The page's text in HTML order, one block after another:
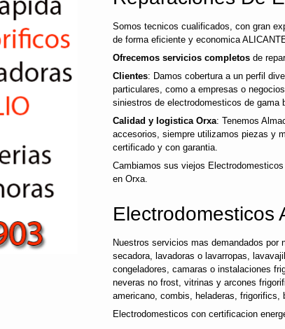
Somos tecnicos cualificados, con gran
de forma eficiente y economica
Ofrecemos servicios completos de
Clientes: Damos cobertura a un perfil
particulares, como a empresas o
siniestros de electrodomesticos de gama
Calidad y logistica Orxa: Tenemos
accesorios, siempre utilizamos piezas y
certificado y con garantia.
Cambiamos sus viejos
en Orxa.
Electrodomesticos
Nuestros servicios mas demandados por
secadora, lavadoras o lavarropas,
congeladores, camaras o instalaciones
neveras no frost, vitrinas y arcones
americano, combis, heladeras, frigorifics,
Electrodomesticos con certificacion